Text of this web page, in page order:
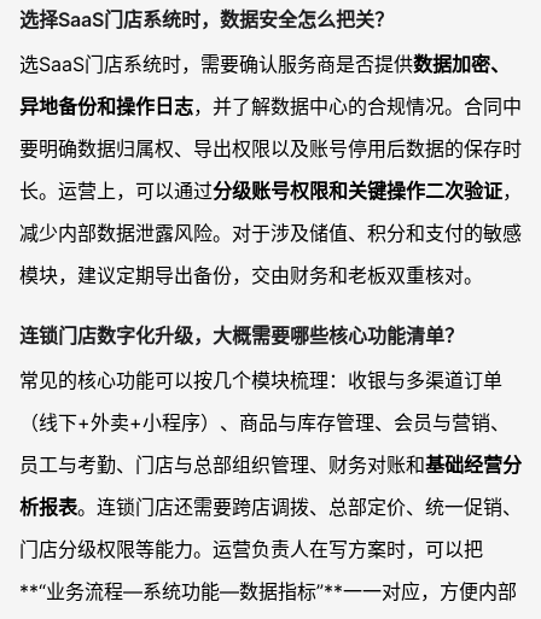
选择SaaS门店系统时，数据安全怎么把关？
选SaaS门店系统时，需要确认服务商是否提供数据加密、
异地备份和操作日志，并了解数据中心的合规情况。合同中
要明确数据归属权、导出权限以及账号停用后数据的保存时
长。运营上，可以通过分级账号权限和关键操作二次验证，
减少内部数据泄露风险。对于涉及储值、积分和支付的敏感
模块，建议定期导出备份，交由财务和老板双重核对。
连锁门店数字化升级，大概需要哪些核心功能清单？
常见的核心功能可以按几个模块梳理：收银与多渠道订单
（线下+外卖+小程序）、商品与库存管理、会员与营销、
员工与考勤、门店与总部组织管理、财务对账和基础经营分
析报表。连锁门店还需要跨店调拨、总部定价、统一促销、
门店分级权限等能力。运营负责人在写方案时，可以把
**“业务流程—系统功能—数据指标”**一一对应，方便内部